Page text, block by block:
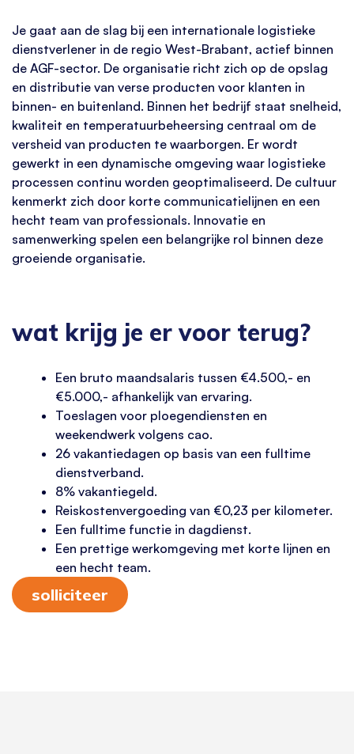
Je gaat aan de slag bij een internationale logistieke
dienstverlener in de regio West-Brabant, actief binnen
de AGF-sector. De organisatie richt zich op de opslag
en distributie van verse producten voor klanten in
binnen- en buitenland. Binnen het bedrijf staat snelheid,
kwaliteit en temperatuurbeheersing centraal om de
versheid van producten te waarborgen. Er wordt
gewerkt in een dynamische omgeving waar logistieke
processen continu worden geoptimaliseerd. De cultuur
kenmerkt zich door korte communicatielijnen en een
hecht team van professionals. Innovatie en
samenwerking spelen een belangrijke rol binnen deze
groeiende organisatie.
wat krijg je er voor terug?
Een bruto maandsalaris tussen €4.500,- en
€5.000,- afhankelijk van ervaring.
Toeslagen voor ploegendiensten en
weekendwerk volgens cao.
26 vakantiedagen op basis van een fulltime
dienstverband.
8% vakantiegeld.
Reiskostenvergoeding van €0,23 per kilometer.
Een fulltime functie in dagdienst.
Een prettige werkomgeving met korte lijnen en
een hecht team.
solliciteer